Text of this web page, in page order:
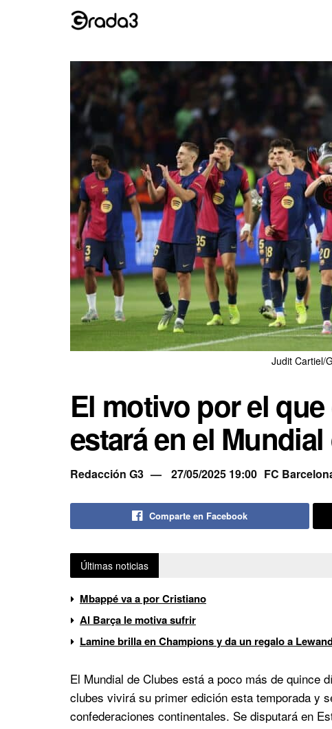
Judit Cartiel/
El motivo por el
estará en el
Redacción G3 27/05/2025 19:00 FC
Comparte en Facebook
Últimas noticias
Mbappé va a por Cristiano
Al Barça le motiva sufrir
Lamine brilla en Champions y da un regalo a
El Mundial de Clubes está a poco más de quince
clubes vivirá su primer edición esta temporada y
confederaciones continentales. Se disputará en